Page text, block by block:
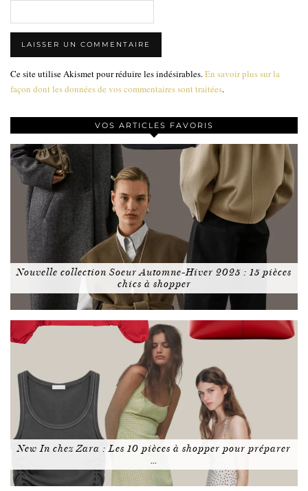
Ce site utilise Akismet pour réduire les indésirables. En savoir plus sur la
façon dont les données de vos commentaires sont traitées.
VOS ARTICLES FAVORIS
Nouvelle collection Soeur Automne-Hiver 2025 : 15 pièces
chics à shopper
New In chez Zara : Les 10 pièces à shopper pour préparer
…